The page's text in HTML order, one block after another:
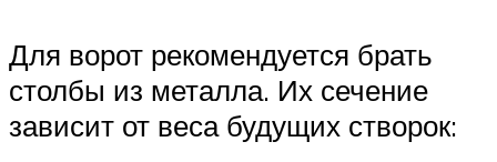
Для ворот рекомендуется брать
столбы из металла. Их сечение
зависит от веса будущих створок: